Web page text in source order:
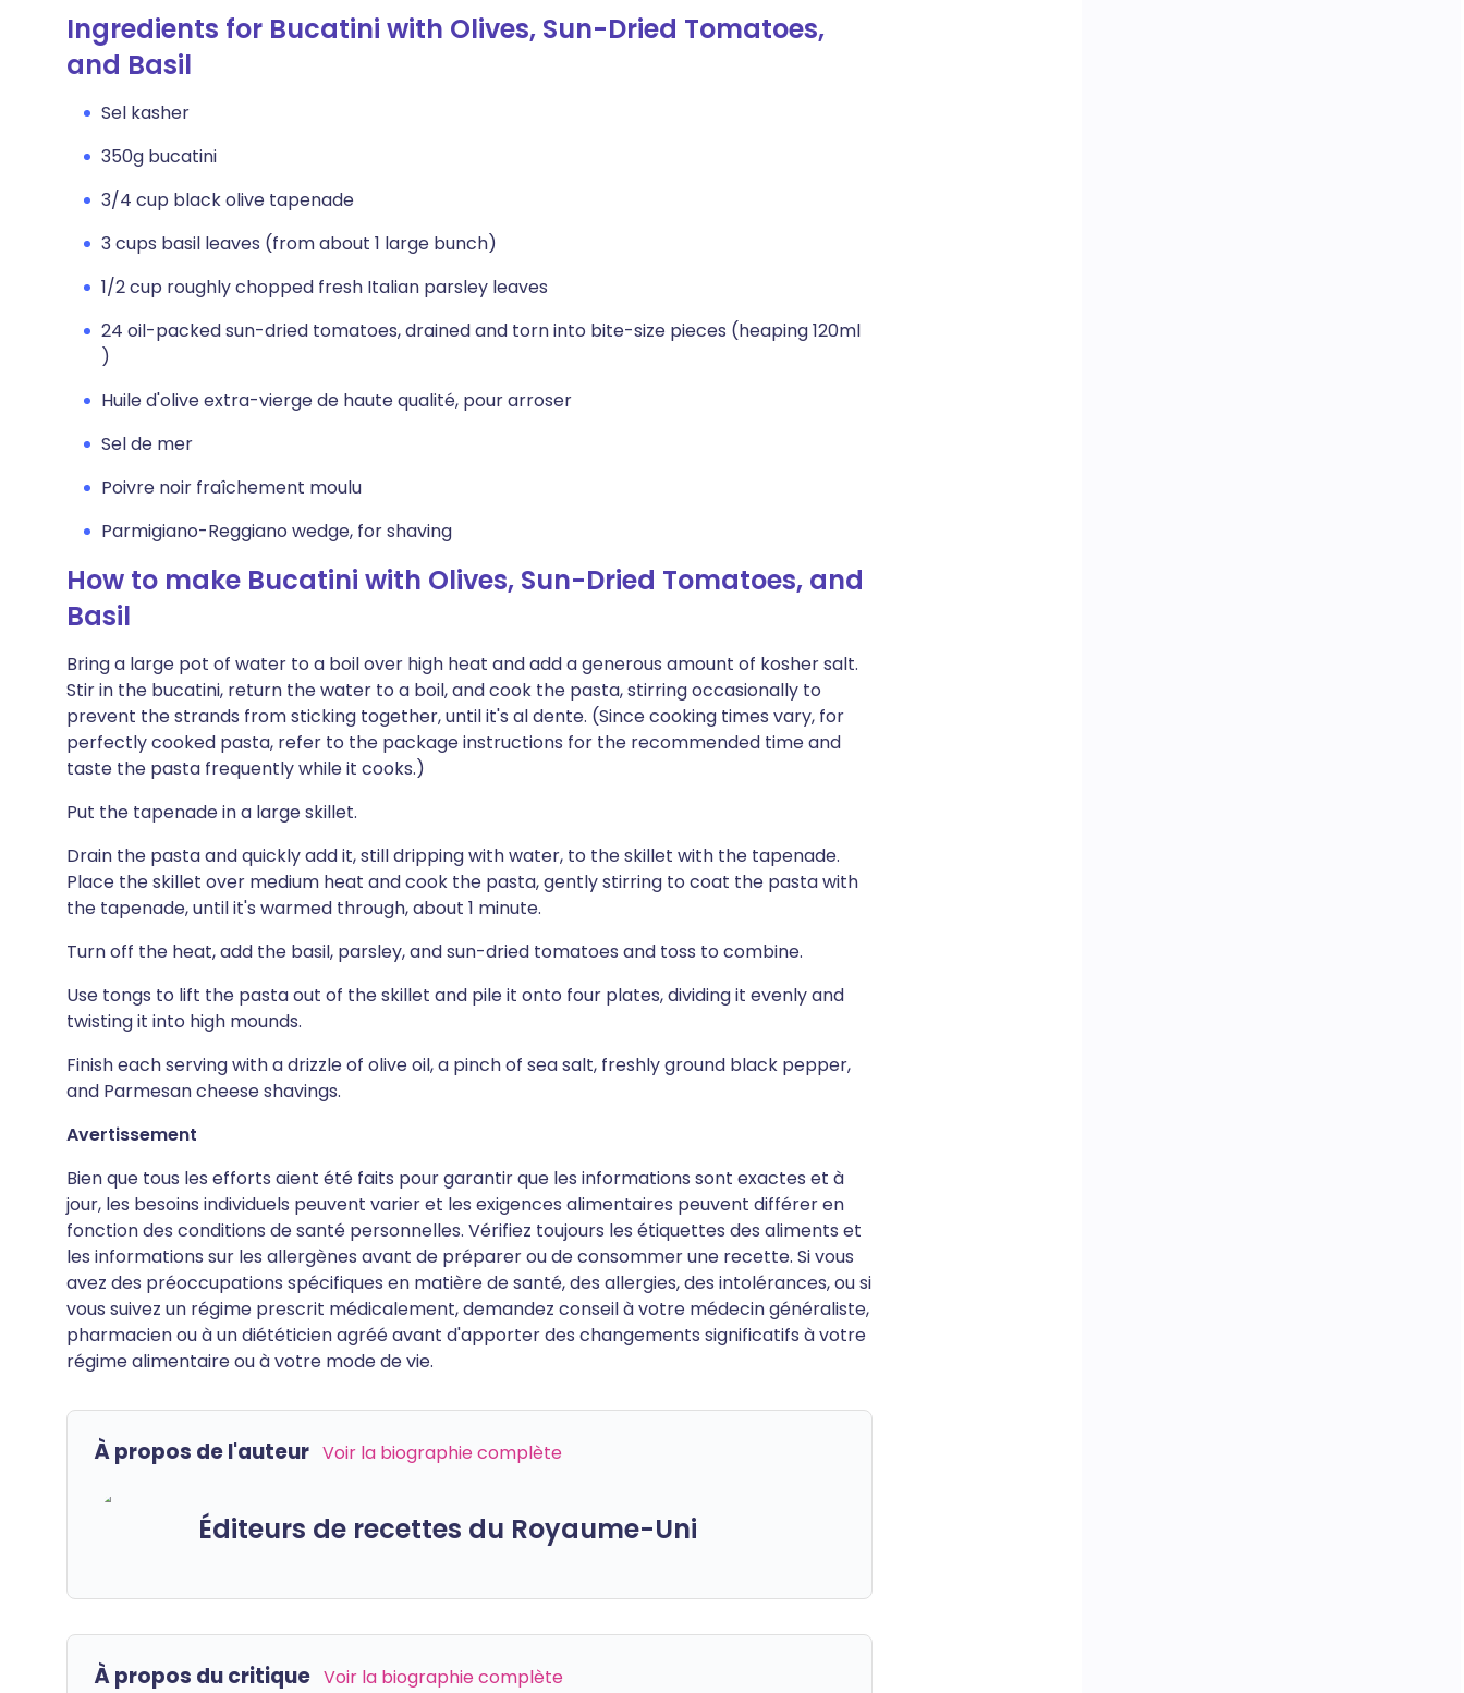
Ingredients for Bucatini with Olives, Sun-Dried Tomatoes,
and Basil
Sel kasher
350g bucatini
3/4 cup black olive tapenade
3 cups basil leaves (from about 1 large bunch)
1/2 cup roughly chopped fresh Italian parsley leaves
24 oil-packed sun-dried tomatoes, drained and torn into bite-size pieces (heaping 120ml
)
Huile d'olive extra-vierge de haute qualité, pour arroser
Sel de mer
Poivre noir fraîchement moulu
Parmigiano-Reggiano wedge, for shaving
How to make Bucatini with Olives, Sun-Dried Tomatoes, and
Basil
Bring a large pot of water to a boil over high heat and add a generous amount of kosher salt.
Stir in the bucatini, return the water to a boil, and cook the pasta, stirring occasionally to
prevent the strands from sticking together, until it's al dente. (Since cooking times vary, for
perfectly cooked pasta, refer to the package instructions for the recommended time and
taste the pasta frequently while it cooks.)
Put the tapenade in a large skillet.
Drain the pasta and quickly add it, still dripping with water, to the skillet with the tapenade.
Place the skillet over medium heat and cook the pasta, gently stirring to coat the pasta with
the tapenade, until it's warmed through, about 1 minute.
Turn off the heat, add the basil, parsley, and sun-dried tomatoes and toss to combine.
Use tongs to lift the pasta out of the skillet and pile it onto four plates, dividing it evenly and
twisting it into high mounds.
Finish each serving with a drizzle of olive oil, a pinch of sea salt, freshly ground black pepper,
and Parmesan cheese shavings.
Avertissement
Bien que tous les efforts aient été faits pour garantir que les informations sont exactes et à
jour, les besoins individuels peuvent varier et les exigences alimentaires peuvent différer en
fonction des conditions de santé personnelles. Vérifiez toujours les étiquettes des aliments et
les informations sur les allergènes avant de préparer ou de consommer une recette. Si vous
avez des préoccupations spécifiques en matière de santé, des allergies, des intolérances, ou si
vous suivez un régime prescrit médicalement, demandez conseil à votre médecin généraliste,
pharmacien ou à un diététicien agréé avant d'apporter des changements significatifs à votre
régime alimentaire ou à votre mode de vie.
À propos de l'auteur Voir la biographie complète
Éditeurs de recettes du Royaume-Uni
À propos du critique Voir la biographie complète